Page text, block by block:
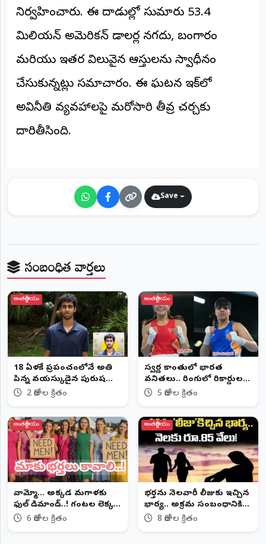
©
2026
NTODAY
NEWS
క్షణం
పక్షం
నిర్వహించారు. ఈ దాడుల్లో సుమారు 53.4
మిలియన్ అమెరికన్ డాలర్ల నగదు, బంగారం
మరియు ఇతర విలువైన ఆస్తులను స్వాధీనం
చేసుకున్నట్లు సమాచారం. ఈ ఘటన ఇరాక్‌లో
అవినీతి వ్యవహారాలపై మరోసారి తీవ్ర చర్చకు
దారితీసింది.
Save
సంబంధిత వార్తలు
అంతర్జాతీయం
18 ఏళ్లకే ప్రపంచంలోనే అతి
పిన్న వయస్కుడైన పురుష
ప్రొఫెసర్2 రోజుల క్రితం
అంతర్జాతీయం
స్వర్ణ కాంతుల్లో భారత
వనితలు.. రింగులో రికార్డుల
వర్షం!5 రోజుల క్రితం
అంతర్జాతీయం
వామ్మో... అక్కడ మగాళ్లకు
ఫుల్ డిమాండ్..! గంటల లెక్కన
'భర్తలు' బుకింగ్.. అసలు
6 రోజుల క్రితం
అంతర్జాతీయం
భర్తను నెలవారీ లీజుకు ఇచ్చిన
భార్య.. అక్రమ సంబంధానికి
వినూత్న బదులు
8 రోజుల క్రితం